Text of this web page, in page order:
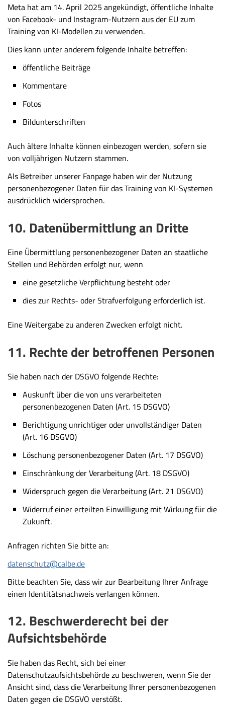
Meta hat am 14. April 2025 angekündigt, öffentliche Inhalte
von Facebook- und Instagram-Nutzern aus der EU zum
Training von KI-Modellen zu verwenden.
Dies kann unter anderem folgende Inhalte betreffen:
öffentliche Beiträge
Kommentare
Fotos
Bildunterschriften
Auch ältere Inhalte können einbezogen werden, sofern sie
von volljährigen Nutzern stammen.
Als Betreiber unserer Fanpage haben wir der Nutzung
personenbezogener Daten für das Training von KI-Systemen
ausdrücklich widersprochen.
10. Datenübermittlung an Dritte
Eine Übermittlung personenbezogener Daten an staatliche
Stellen und Behörden erfolgt nur, wenn
eine gesetzliche Verpflichtung besteht oder
dies zur Rechts- oder Strafverfolgung erforderlich ist.
Eine Weitergabe zu anderen Zwecken erfolgt nicht.
11. Rechte der betroffenen Personen
Sie haben nach der DSGVO folgende Rechte:
Auskunft über die von uns verarbeiteten
personenbezogenen Daten (Art. 15 DSGVO)
Berichtigung unrichtiger oder unvollständiger Daten
(Art. 16 DSGVO)
Löschung personenbezogener Daten (Art. 17 DSGVO)
Einschränkung der Verarbeitung (Art. 18 DSGVO)
Widerspruch gegen die Verarbeitung (Art. 21 DSGVO)
Widerruf einer erteilten Einwilligung mit Wirkung für die
Zukunft.
Anfragen richten Sie bitte an:
datenschutz@calbe.de
Bitte beachten Sie, dass wir zur Bearbeitung Ihrer Anfrage
einen Identitätsnachweisverlangen können.
12. Beschwerderecht bei der
Aufsichtsbehörde
Sie haben das Recht, sich bei einer
Datenschutzaufsichtsbehörde zu beschweren, wenn Sie der
Ansicht sind, dass die Verarbeitung Ihrer personenbezogenen
Daten gegen die DSGVO verstößt.